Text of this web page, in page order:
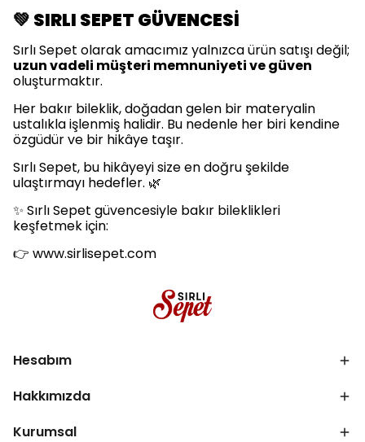
💚 SIRLI SEPET GÜVENCESİ
Sırlı Sepet olarak amacımız yalnızca ürün satışı değil;
uzun vadeli müşteri memnuniyeti ve güven
oluşturmaktır.
Her bakır bileklik, doğadan gelen bir materyalin
ustalıkla işlenmiş halidir. Bu nedenle her biri kendine
özgüdür ve bir hikâye taşır.
Sırlı Sepet, bu hikâyeyi size en doğru şekilde
ulaştırmayı hedefler. 🌿
✨ Sırlı Sepet güvencesiyle bakır bileklikleri
keşfetmek için:
👉 www.sirlisepet.com
Hesabım
Hakkımızda
Kurumsal